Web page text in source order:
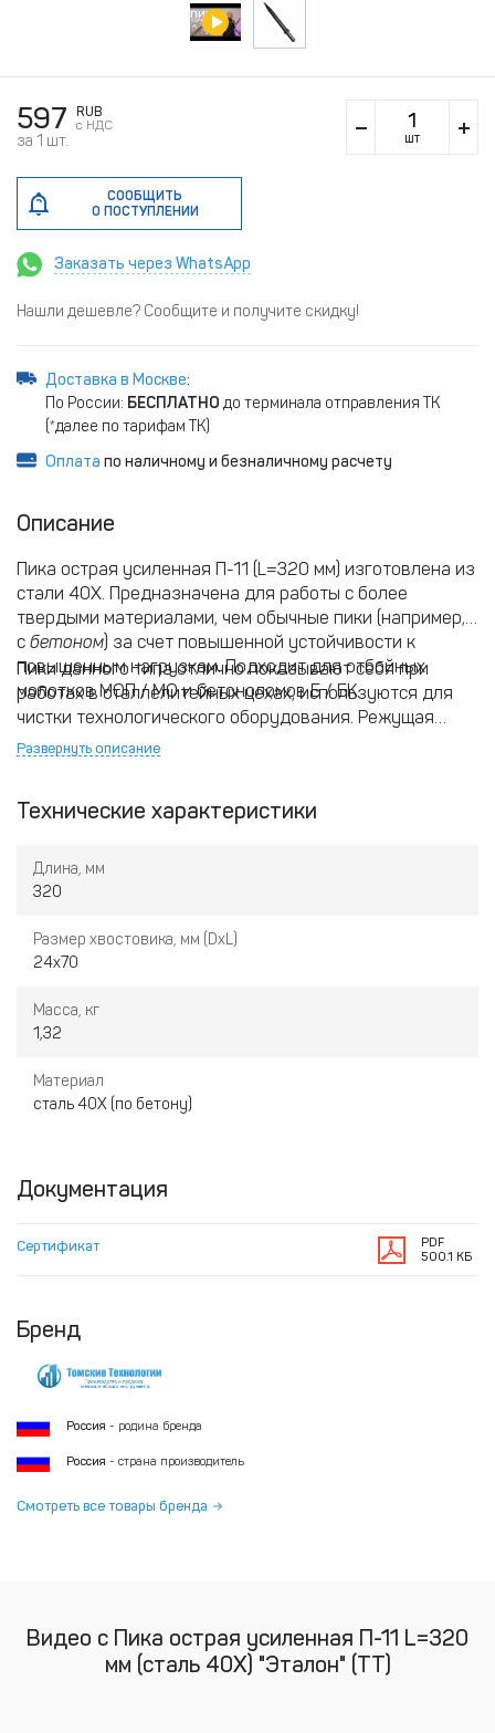
597
RUB
c НДС
за 1 шт. шт
СООБЩИТЬ
О ПОСТУПЛЕНИИ
Заказать через WhatsApp
Нашли дешевле? Сообщите и получите скидку!
Доставка в Москве:
По России: БЕСПЛАТНО до терминала отправления ТК
(*далее по тарифам ТК)
Оплата по наличному и безналичному расчету
Описание
Пика острая усиленная П-11 (L=320 мм) изготовлена из
стали 40Х. Предназначена для работы с более
твердыми материалами, чем обычные пики (например,
с бетоном) за счет повышенной устойчивости к
повышенным нагрузкам. Подходит для отбойных
молотков МОП / МО и бетоноломов Б / БК.
Пики данного типа отлично показывают себя при
работах в сталлелитейных цехах, используются для
чистки технологического оборудования. Режущая
часть пик даже после длительного приминения может
Развернуть описание
Технические характеристики
Длина, мм
320
Размер хвостовика, мм (DxL)
24х70
Масса, кг
1,32
Материал
сталь 40Х (по бетону)
Документация
Сертификат
PDF
500.1 КБ
Бренд
Россия - родина бренда
Россия - страна производитель
Смотреть все товары бренда
Видео с Пика острая усиленная П-11 L=320
мм (сталь 40Х) "Эталон" (ТТ)